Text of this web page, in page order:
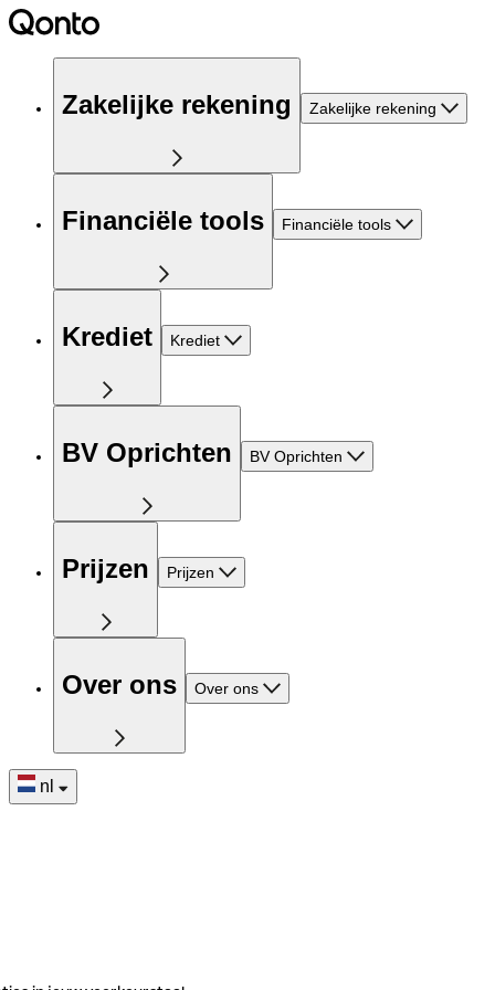
Zakelijke rekening Zakelijke rekening
Financiële tools Financiële tools
Krediet Krediet
BV Oprichten BV Oprichten
Prijzen Prijzen
Over ons Over ons
nl